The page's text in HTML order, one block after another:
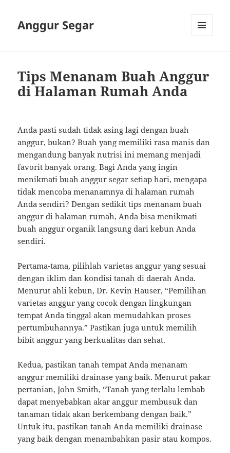
Anggur Segar
Tips Menanam Buah Anggur
di Halaman Rumah Anda
Anda pasti sudah tidak asing lagi dengan buah
anggur, bukan? Buah yang memiliki rasa manis dan
mengandung banyak nutrisi ini memang menjadi
favorit banyak orang. Bagi Anda yang ingin
menikmati buah anggur segar setiap hari, mengapa
tidak mencoba menanamnya di halaman rumah
Anda sendiri? Dengan sedikit tips menanam buah
anggur di halaman rumah, Anda bisa menikmati
buah anggur organik langsung dari kebun Anda
sendiri.
Pertama-tama, pilihlah varietas anggur yang sesuai
dengan iklim dan kondisi tanah di daerah Anda.
Menurut ahli kebun, Dr. Kevin Hauser, “Pemilihan
varietas anggur yang cocok dengan lingkungan
tempat Anda tinggal akan memudahkan proses
pertumbuhannya.” Pastikan juga untuk memilih
bibit anggur yang berkualitas dan sehat.
Kedua, pastikan tanah tempat Anda menanam
anggur memiliki drainase yang baik. Menurut pakar
pertanian, John Smith, “Tanah yang terlalu lembab
dapat menyebabkan akar anggur membusuk dan
tanaman tidak akan berkembang dengan baik.”
Untuk itu, pastikan tanah Anda memiliki drainase
yang baik dengan menambahkan pasir atau kompos.